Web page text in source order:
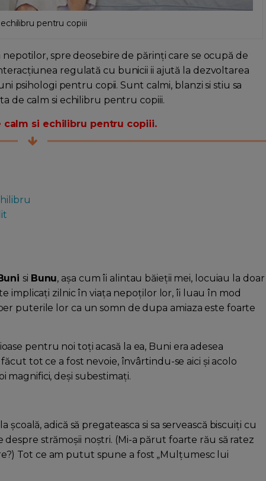
pentru copiii
spre deosebire de părinți care se ocupă de
regulată cu bunicii ii ajută la dezvoltarea
psihologi pentru copii. Sunt calmi, blanzi si stiu sa
de calm si echilibru pentru copiii.
calm si echilibru pentru copiii.
si Bunu, așa cum îi alintau băieții mei, locuiau la doar
implicați zilnic în viaţa nepoţilor lor, îi luau în mod
puterile lor ca un somn de dupa amiaza este foarte
pentru noi toţi acasă la ea, Buni era adesea
tot ce a fost nevoie, învârtindu-se aici și acolo
magnifici, deși subestimați.
adică să pregateasca si sa servească biscuiţi cu
strămoșii noștri. (Mi-a părut foarte rău să ratez
Tot ce am putut spune a fost „Mulțumesc lui